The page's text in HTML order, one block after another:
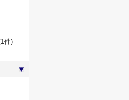
件)